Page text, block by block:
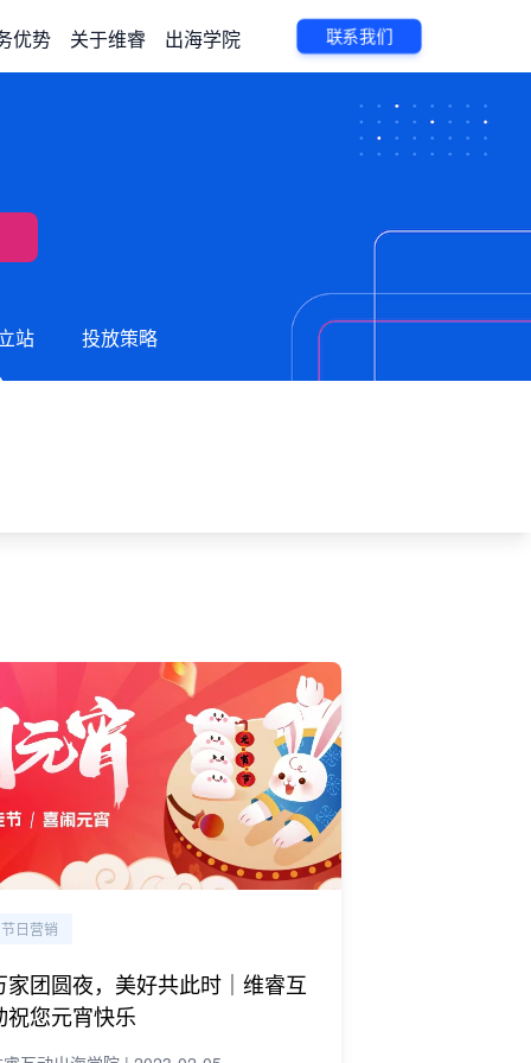
优势 关于维睿 出海学院 联系我们
站 投放策略
节日营销
家团圆夜，美好共此时｜维睿互
祝您元宵快乐